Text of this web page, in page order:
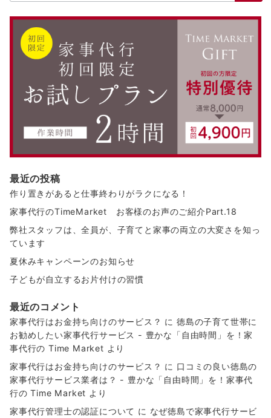
最近の投稿
作り置きがあると仕事終わりがラクになる！
家事代行のTimeMarket お客様のお声のご紹介Part.18
弊社スタッフは、全員が、子育てと家事の両立の大変さを知っ
ています
夏休みキャンペーンのお知らせ
子どもが自立するお片付けの習慣
最近のコメント
家事代行はお金持ち向けのサービス？ に徳島の子育て世帯に
お勧めしたい家事代行サービス - 豊かな「自由時間」を！家
事代行の Time Market より
家事代行はお金持ち向けのサービス？ に 口コミの良い徳島の
家事代行サービス業者は？ - 豊かな「自由時間」を！家事代
行の Time Market より
家事代行管理士の認証について に なぜ徳島で家事代行サービ